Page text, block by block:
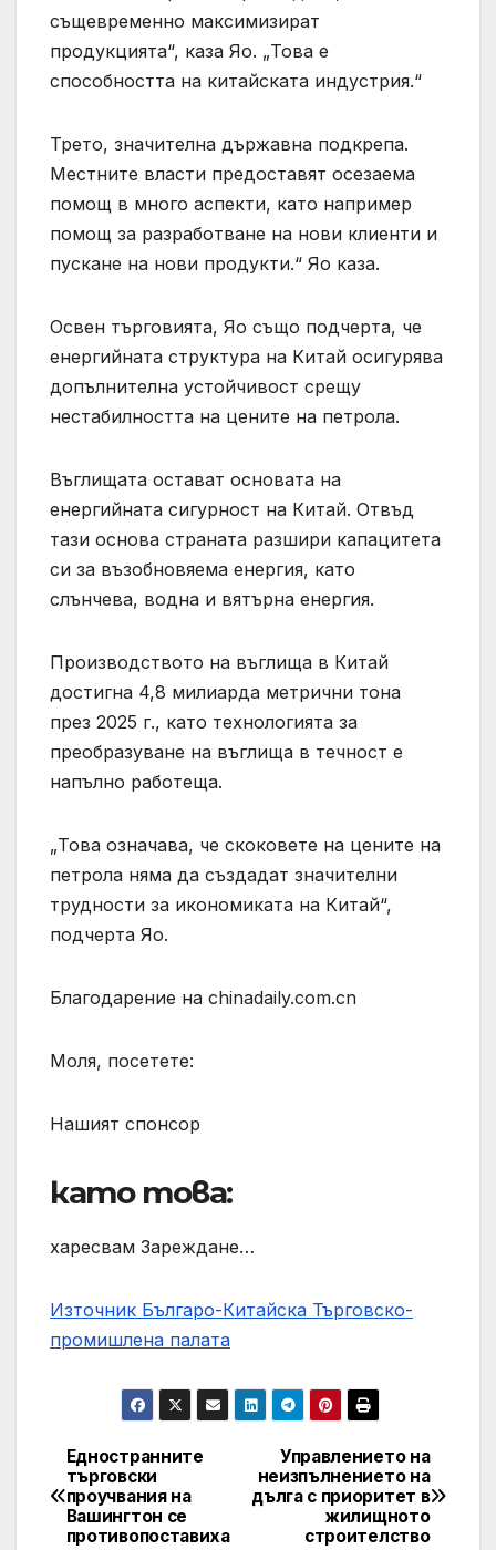
същевременно максимизират
продукцията“, каза Яо. „Това е
способността на китайската индустрия.“
Трето, значителна държавна подкрепа.
Местните власти предоставят осезаема
помощ в много аспекти, като например
помощ за разработване на нови клиенти и
пускане на нови продукти.“ Яо каза.
Освен търговията, Яо също подчерта, че
енергийната структура на Китай осигурява
допълнителна устойчивост срещу
нестабилността на цените на петрола.
Въглищата остават основата на
енергийната сигурност на Китай. Отвъд
тази основа страната разшири капацитета
си за възобновяема енергия, като
слънчева, водна и вятърна енергия.
Производството на въглища в Китай
достигна 4,8 милиарда метрични тона
през 2025 г., като технологията за
преобразуване на въглища в течност е
напълно работеща.
„Това означава, че скоковете на цените на
петрола няма да създадат значителни
трудности за икономиката на Китай“,
подчерта Яо.
Благодарение на chinadaily.com.cn
Моля, посетете:
Нашият спонсор
като това:
харесвам Зареждане…
Източник Българо-Китайска Търговско-
промишлена палaта
Навигация
Управлението на
неизпълнението на
дълга с приоритет в
жилищното
строителство
Едностранните
търговски
проучвания на
Вашингтон се
противопоставиха